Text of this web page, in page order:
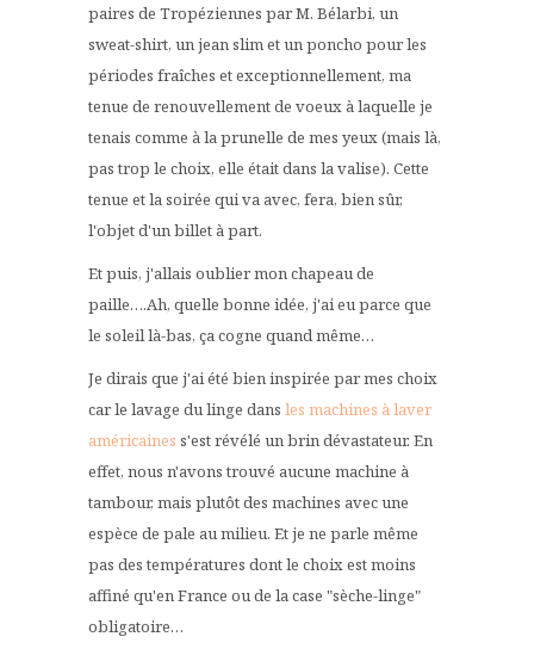
paires de Tropéziennes par M. Bélarbi, un
sweat-shirt, un jean slim et un poncho pour les
périodes fraîches et exceptionnellement, ma
tenue de renouvellement de voeux à laquelle je
tenais comme à la prunelle de mes yeux (mais là,
pas trop le choix, elle était dans la valise). Cette
tenue et la soirée qui va avec, fera, bien sûr,
l'objet d'un billet à part.
Et puis, j'allais oublier mon chapeau de
paille….Ah, quelle bonne idée, j'ai eu parce que
le soleil là-bas, ça cogne quand même…
Je dirais que j'ai été bien inspirée par mes choix
car le lavage du linge dans les machines à laver
américaines s'est révélé un brin dévastateur. En
effet, nous n'avons trouvé aucune machine à
tambour, mais plutôt des machines avec une
espèce de pale au milieu. Et je ne parle même
pas des températures dont le choix est moins
affiné qu'en France ou de la case "sèche-linge"
obligatoire…